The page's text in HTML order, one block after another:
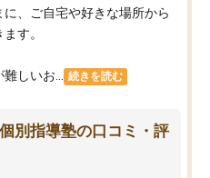
、ご自宅や好きな場所から
す。
しいお... 続きを読む
別指導塾の口コミ・評